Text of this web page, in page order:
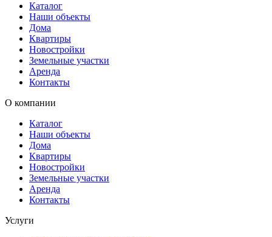
Каталог
Наши объекты
Дома
Квартиры
Новостройки
Земельные участки
Аренда
Контакты
О компании
Каталог
Наши объекты
Дома
Квартиры
Новостройки
Земельные участки
Аренда
Контакты
Услуги